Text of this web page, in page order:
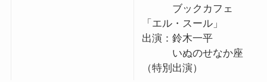
ブックカフェ
「エル・スール」
出演：鈴木一平
いぬのせなか座
（特別出演）